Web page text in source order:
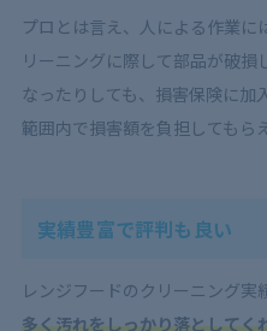
プロとは言え、人による作業に
リーニングに際して部品が破損
なったりしても、損害保険に加
範囲内で損害額を負担してもら
実績豊富で評判も良い
レンジフードのクリーニング実
多く汚れをしっかり落としてく